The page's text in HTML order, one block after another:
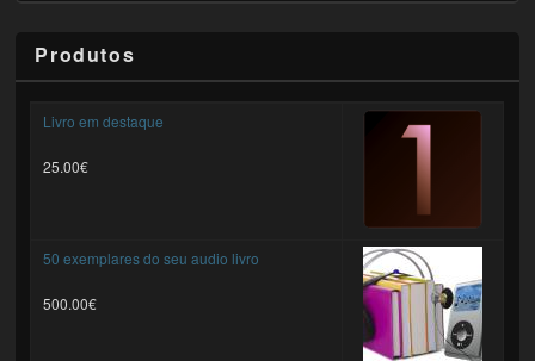
Produtos
Livro em destaque
25.00€
50 exemplares do seu audio livro
500.00€